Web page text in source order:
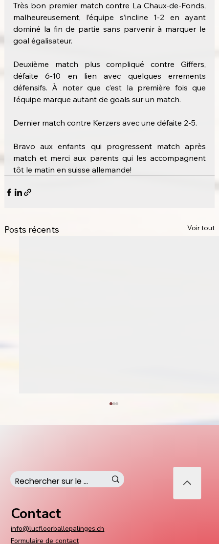
Très bon premier match contre La Chaux-de-Fonds,
malheureusement, l’équipe s’incline 1-2 en ayant
dominé la fin de partie sans parvenir à marquer le
goal égalisateur.
Deuxième match plus compliqué contre Giffers,
défaite 6-10 en lien avec quelques errements
défensifs. À noter que c’est la première fois que
l’équipe marque autant de goals sur un match.
Dernier match contre Kerzers avec une défaite 2-5.
Bravo aux enfants qui progressent match après
match et merci aux parents qui les accompagnent
tôt le matin en suisse allemande!
Posts récents Voir tout
Un entraîneur suédois aux commandes
de notre première équipe
Contact
info@lucfloorballepalinges.ch
Formulaire de contact